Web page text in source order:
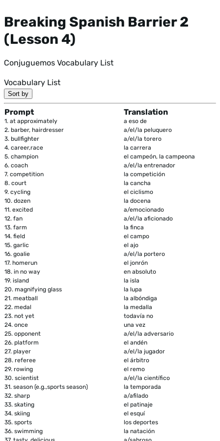
Breaking Spanish Barrier 2
(Lesson 4)
Conjuguemos Vocabulary List
Vocabulary List
Sort by
Prompt Translation
1. at approximately
a eso de
2. barber, hairdresser
a/el/la peluquero
3. bullfighter
a/el/la torero
4. career,race
la carrera
5. champion
el campeón, la campeona
6. coach
a/el/la entrenador
7. competition
la competición
8. court
la cancha
9. cycling
el ciclismo
10. dozen
la docena
11. excited
a/emocionado
12. fan
a/el/la aficionado
13. farm
la finca
14. field
el campo
15. garlic
el ajo
16. goalie
a/el/la portero
17. homerun
el jonrón
18. in no way
en absoluto
19. island
la isla
20. magnifying glass
la lupa
21. meatball
la albóndiga
22. medal
la medalla
23. not yet
todavía no
24. once
una vez
25. opponent
a/el/la adversario
26. platform
el andén
27. player
a/el/la jugador
28. referee
el árbitro
29. rowing
el remo
30. scientist
a/el/la científico
31. season (e.g.,sports season)
la temporada
32. sharp
a/afilado
33. skating
el patinaje
34. skiing
el esquí
35. sports
los deportes
36. swimming
la natación